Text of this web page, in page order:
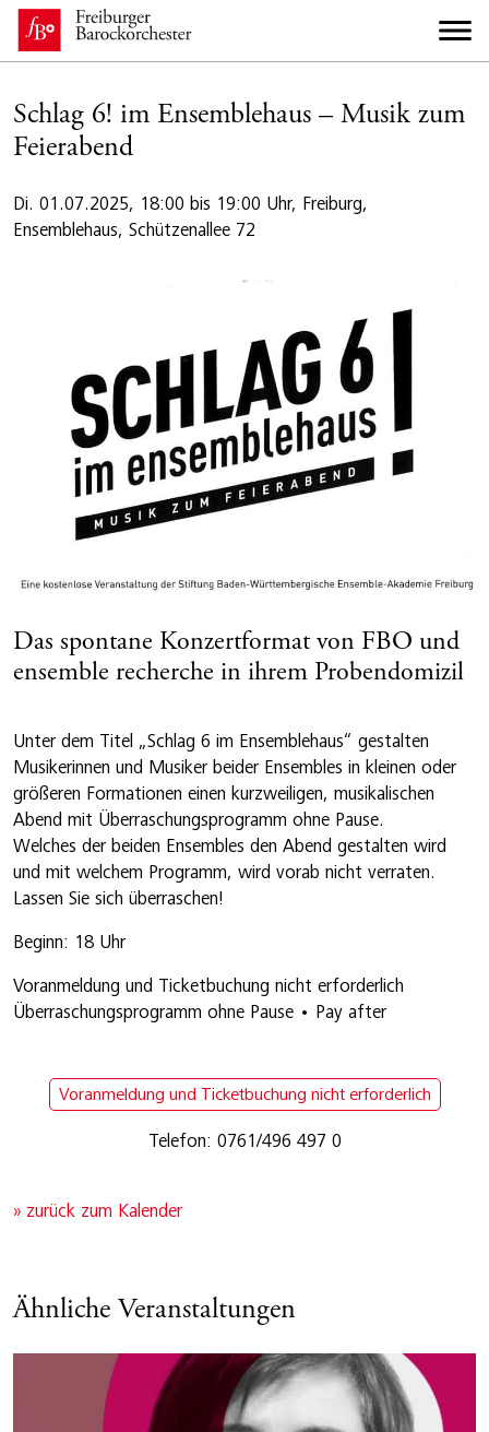
Schlag 6! im Ensemblehaus – Musik zum
Feierabend
Di. 01.07.2025, 18:00 bis 19:00 Uhr, Freiburg,
Ensemblehaus, Schützenallee 72
Das spontane Konzertformat von FBO und
ensemble recherche in ihrem Probendomizil
Unter dem Titel „Schlag 6 im Ensemblehaus“ gestalten
Musikerinnen und Musiker beider Ensembles in kleinen oder
größeren Formationen einen kurzweiligen, musikalischen
Abend mit Überraschungsprogramm ohne Pause.
Welches der beiden Ensembles den Abend gestalten wird
und mit welchem Programm, wird vorab nicht verraten.
Lassen Sie sich überraschen!
Beginn: 18 Uhr
Voranmeldung und Ticketbuchung nicht erforderlich
Überraschungsprogramm ohne Pause • Pay after
Voranmeldung und Ticketbuchung nicht erforderlich
Telefon: 0761/496 497 0
» zurück zum Kalender
Ähnliche Veranstaltungen